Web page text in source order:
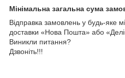
Мінімальна загальна сума
Відправка замовлень у будь-яке
доставки «Нова Пошта» або
Виникли питання?
Дзвоніть!!!